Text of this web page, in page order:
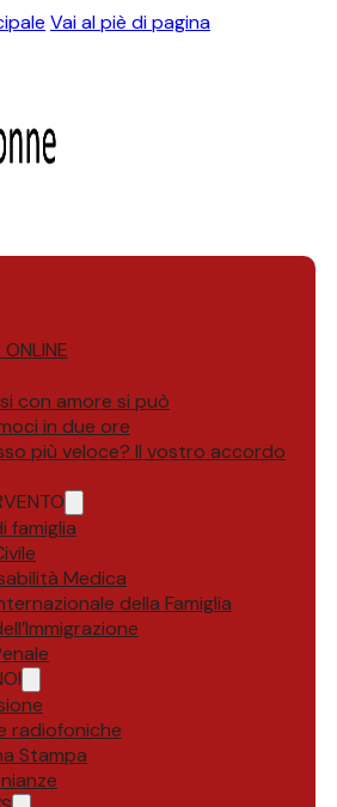
Vai al piè di pagina
con amore si può
in due ore
più veloce? Il vostro accordo
famiglia
Medica
della Famiglia
radiofoniche
Stampa